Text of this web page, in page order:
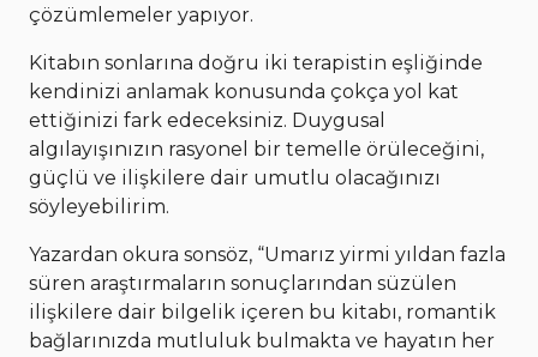
çözümlemeler yapıyor.
Kitabın sonlarına doğru iki terapistin eşliğinde
kendinizi anlamak konusunda çokça yol kat
ettiğinizi fark edeceksiniz. Duygusal
algılayışınızın rasyonel bir temelle örüleceğini,
güçlü ve ilişkilere dair umutlu olacağınızı
söyleyebilirim.
Yazardan okura sonsöz, “Umarız yirmi yıldan fazla
süren araştırmaların sonuçlarından süzülen
ilişkilere dair bilgelik içeren bu kitabı, romantik
bağlarınızda mutluluk bulmakta ve hayatın her